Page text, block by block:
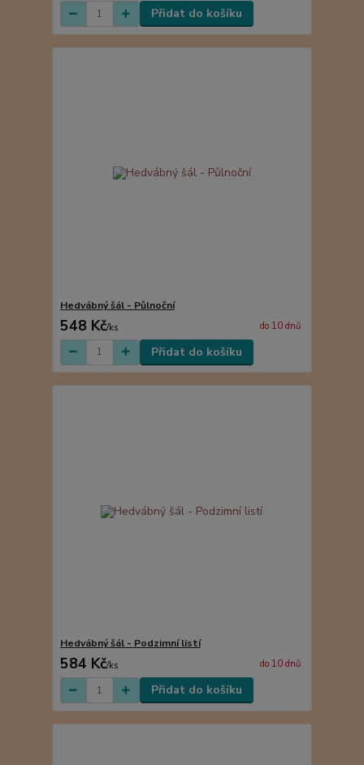
Přidat do košíku
Hedvábný šál - Půlnoční
548 Kč/ks do 10 dnů
Přidat do košíku
Hedvábný šál - Podzimní listí
584 Kč/ks do 10 dnů
Přidat do košíku